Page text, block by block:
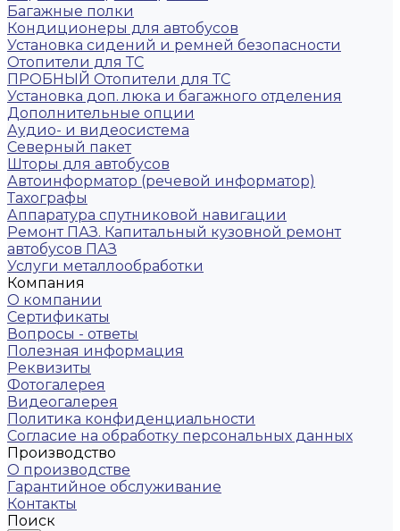
Багажные полки
Кондиционеры для автобусов
Установка сидений и ремней безопасности
Отопители для ТС
ПРОБНЫЙ Отопители для ТС
Установка доп. люка и багажного отделения
Дополнительные опции
Аудио- и видеосистема
Северный пакет
Шторы для автобусов
Автоинформатор (речевой информатор)
Тахографы
Аппаратура спутниковой навигации
Ремонт ПАЗ. Капитальный кузовной ремонт
автобусов ПАЗ
Услуги металлообработки
Компания
О компании
Сертификаты
Вопросы - ответы
Полезная информация
Реквизиты
Фотогалерея
Видеогалерея
Политика конфиденциальности
Согласие на обработку персональных данных
Производство
О производстве
Гарантийное обслуживание
Контакты
Поиск